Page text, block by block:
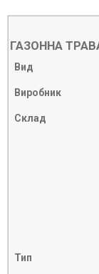
ГАЗОННА ТРАВА
Вид
Виробник
Склад
Тип